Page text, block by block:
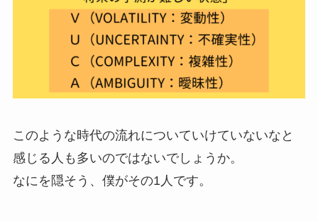
このような時代の流れについていけていないなと
感じる人も多いのではないでしょうか。
なにを隠そう、僕がその1人です。